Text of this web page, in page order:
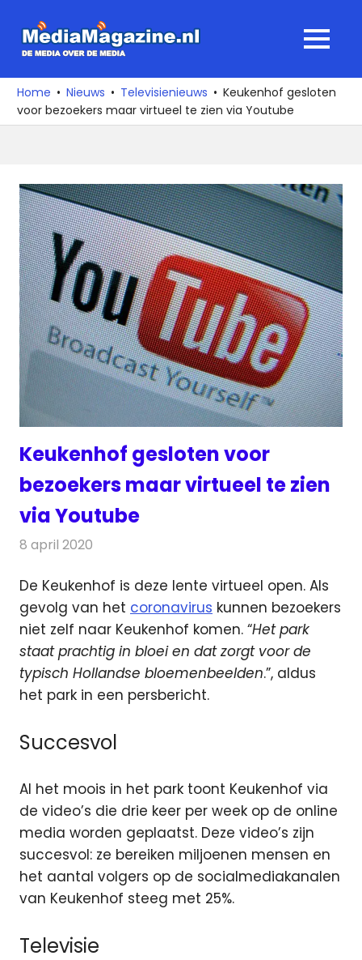
naar
media
over
de
MENU
Home Nieuws Televisienieuws
Keukenhof gesloten
voor bezoekers maar virtueel te zien via Youtube
Keukenhof gesloten voor
bezoekers maar virtueel te zien
via Youtube
8 april 2020
De Keukenhof is deze lente virtueel open. Als
gevolg van het coronavirus kunnen bezoekers
niet zelf naar Keukenhof komen. “Het park
staat prachtig in bloei en dat zorgt voor de
typisch Hollandse bloemenbeelden.”, aldus
het park in een persbericht.
Succesvol
Al het moois in het park toont Keukenhof via
de video’s die drie keer per week op de online
media worden geplaatst. Deze video’s zijn
succesvol: ze bereiken miljoenen mensen en
het aantal volgers op de socialmediakanalen
van Keukenhof steeg met 25%.
Televisie